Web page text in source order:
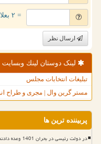
= ۲ بعلاوه ۵
ارسال نظر
لینک دوستان لینك وبسایت
تبلیغات انتخابات مجلس
مستر گرین وال | مجری و طراح
پربیننده ترین ها
در دولت رئیسی در بحران 1401 وعده دادند اینترنت به طور موقت قطع می شود اما ماندگار شد